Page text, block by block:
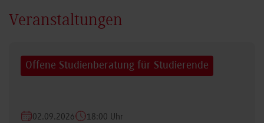
Veranstaltungen
Offene Studienberatung für Studierende
02.09.2026 18:00 Uhr